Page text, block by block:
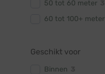
50 tot 60 meter
60 tot 100+ meter
Geschikt voor
Binnen